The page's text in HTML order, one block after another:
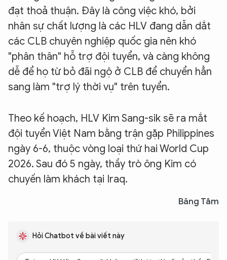
đạt thoả thuận. Đây là công việc khó, bởi
nhân sự chất lượng là các HLV đang dẫn dắt
các CLB chuyên nghiệp quốc gia nên khó
"phân thân" hỗ trợ đội tuyển, và càng không
dễ để họ từ bỏ đãi ngộ ở CLB để chuyển hẳn
sang làm "trợ lý thời vụ" trên tuyển.
Theo kế hoạch, HLV Kim Sang-sik sẽ ra mắt
đội tuyển Việt Nam bằng trận gặp Philippines
ngày 6-6, thuộc vòng loại thứ hai World Cup
2026. Sau đó 5 ngày, thầy trò ông Kim có
chuyến làm khách tại Iraq.
Băng Tâm
Hỏi Chatbot về bài viết này